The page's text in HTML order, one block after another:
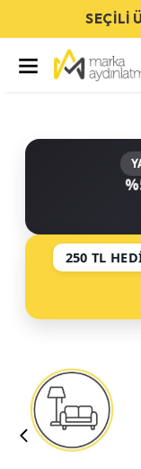
SEÇİLİ
250 TL